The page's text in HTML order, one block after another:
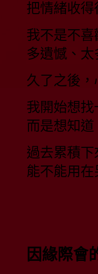
把情緒收
我不是不
多遺憾、
久了之後
我開始想
而是想知道
過去累積
能不能用
因緣際會